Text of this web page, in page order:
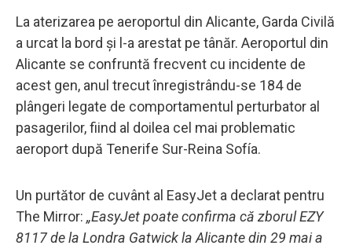
La aterizarea pe aeroportul din Alicante, Garda Civilă
a urcat la bord și l-a arestat pe tânăr. Aeroportul din
Alicante se confruntă frecvent cu incidente de
acest gen, anul trecut înregistrându-se 184 de
plângeri legate de comportamentul perturbator al
pasagerilor, fiind al doilea cel mai problematic
aeroport după Tenerife Sur-Reina Sofía.
Un purtător de cuvânt al EasyJet a declarat pentru
The Mirror: „EasyJet poate confirma că zborul EZY
8117 de la Londra Gatwick la Alicante din 29 mai a